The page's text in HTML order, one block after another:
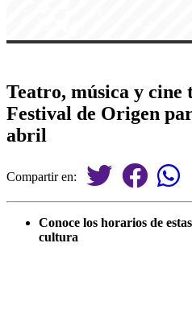
Teatro, música y cine
Festival de Origen
abril
Compartir en:
Conoce los horarios de
cultura